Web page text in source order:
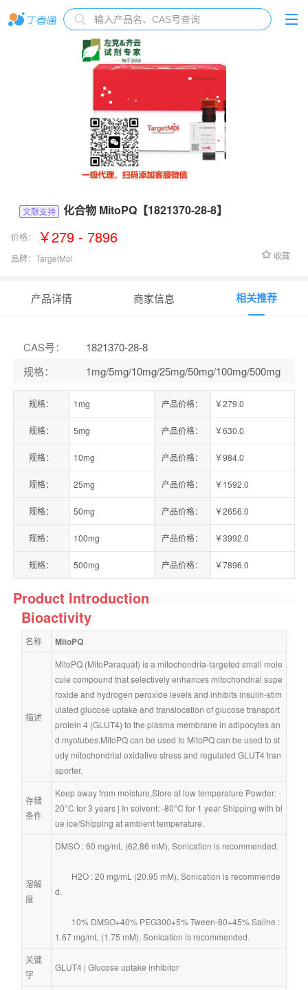
文献支持 化合物 MitoPQ【1821370-28-8】
价格： ￥279 - 7896
品牌： TargetMol 收藏
产品详情 商家信息 相关推荐
CAS号：
1821370-28-8
规格： 1mg/5mg/10mg/25mg/50mg/100mg/500mg
规格： 1mg 产品价格： ￥279.0
规格： 5mg 产品价格： ￥630.0
规格： 10mg 产品价格： ￥984.0
规格： 25mg 产品价格： ￥1592.0
规格： 50mg 产品价格： ￥2656.0
规格： 100mg 产品价格： ￥3992.0
规格： 500mg 产品价格： ￥7896.0
Product Introduction
Bioactivity
名称 MitoPQ
描述
MitoPQ (MitoParaquat) is a mitochondria-targeted small mole
cule compound that selectively enhances mitochondrial supe
roxide and hydrogen peroxide levels and inhibits insulin-stim
ulated glucose uptake and translocation of glucose transport
protein 4 (GLUT4) to the plasma membrane in adipocytes an
d myotubes.MitoPQ can be used to MitoPQ can be used to st
udy mitochondrial oxidative stress and regulated GLUT4 tran
sporter.
存储
条件
Keep away from moisture,Store at low temperature Powder: -
20°C for 3 years | In solvent: -80°C for 1 year Shipping with bl
ue ice/Shipping at ambient temperature.
溶解
度
DMSO : 60 mg/mL (62.86 mM), Sonication is recommended.
d.
1.67 mg/mL (1.75 mM), Sonication is recommended.
关键
字
GLUT4 | Glucose uptake inhibitor